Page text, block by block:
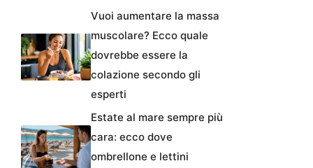
Vuoi aumentare la massa
muscolare? Ecco quale
dovrebbe essere la
colazione secondo gli
esperti
Estate al mare sempre più
cara: ecco dove
ombrellone e lettini